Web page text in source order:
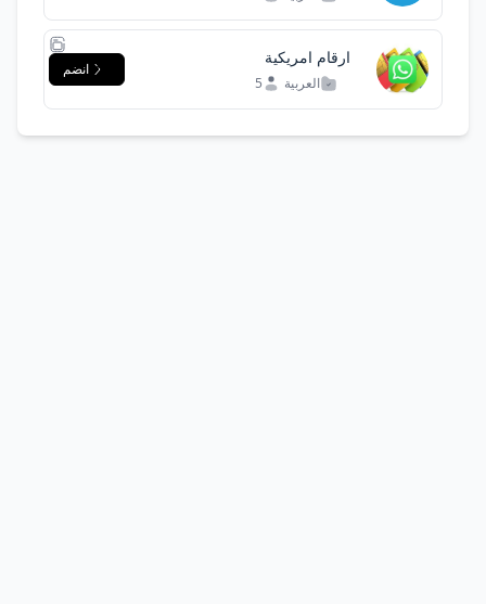
ارقام امريكية
العربية 5
انضم